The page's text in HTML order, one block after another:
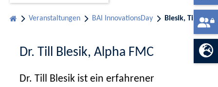
Veranstaltungen BAI InnovationsDay Blesik, Till
Dr. Till Blesik, Alpha FMC
Dr. Till Blesik ist ein erfahrener